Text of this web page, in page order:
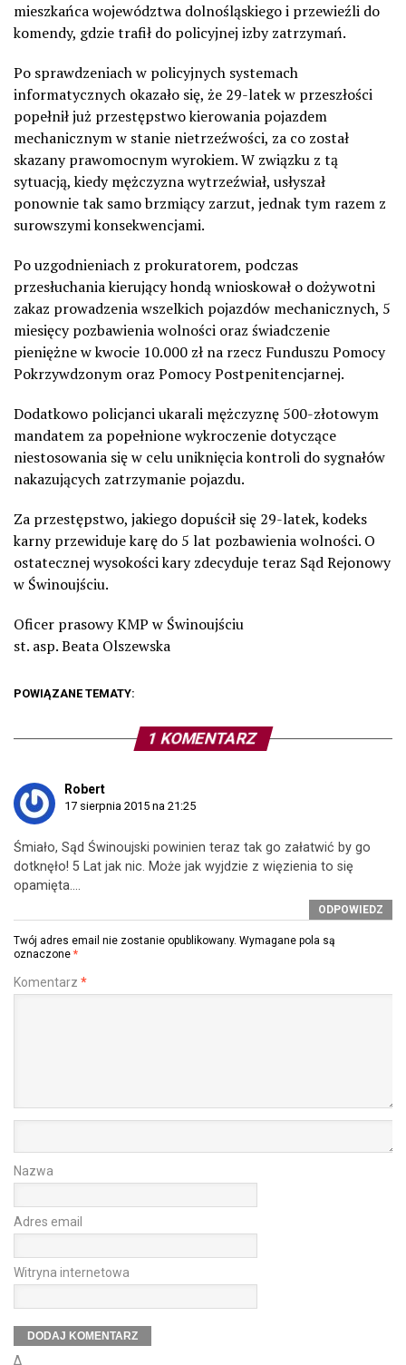
mieszkańca województwa dolnośląskiego i przewieźli do
komendy, gdzie trafił do policyjnej izby zatrzymań.
Po sprawdzeniach w policyjnych systemach
informatycznych okazało się, że 29-latek w przeszłości
popełnił już przestępstwo kierowania pojazdem
mechanicznym w stanie nietrzeźwości, za co został
skazany prawomocnym wyrokiem. W związku z tą
sytuacją, kiedy mężczyzna wytrzeźwiał, usłyszał
ponownie tak samo brzmiący zarzut, jednak tym razem z
surowszymi konsekwencjami.
Po uzgodnieniach z prokuratorem, podczas
przesłuchania kierujący hondą wnioskował o dożywotni
zakaz prowadzenia wszelkich pojazdów mechanicznych, 5
miesięcy pozbawienia wolności oraz świadczenie
pieniężne w kwocie 10.000 zł na rzecz Funduszu Pomocy
Pokrzywdzonym oraz Pomocy Postpenitencjarnej.
Dodatkowo policjanci ukarali mężczyznę 500-złotowym
mandatem za popełnione wykroczenie dotyczące
niestosowania się w celu uniknięcia kontroli do sygnałów
nakazujących zatrzymanie pojazdu.
Za przestępstwo, jakiego dopuścił się 29-latek, kodeks
karny przewiduje karę do 5 lat pozbawienia wolności. O
ostatecznej wysokości kary zdecyduje teraz Sąd Rejonowy
w Świnoujściu.
Oficer prasowy KMP w Świnoujściu
st. asp. Beata Olszewska
POWIĄZANE TEMATY:
1 KOMENTARZ
Robert
17 sierpnia 2015 na 21:25
Śmiało, Sąd Świnoujski powinien teraz tak go załatwić by go
dotknęło! 5 Lat jak nic. Może jak wyjdzie z więzienia to się
opamięta….
ODPOWIEDZ
Twój adres email nie zostanie opublikowany. Wymagane pola są
oznaczone *
Komentarz *
Nazwa
Adres email
Witryna internetowa
Δ